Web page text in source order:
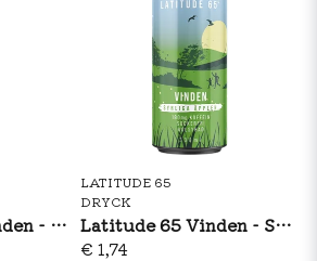
Latitude 65 Stranden - Päron/Yuzu 330ml
LATITUDE 65
DRYCK
Latitude 65 Vinden - Syrliga Äpplen 330ml
€ 1,74